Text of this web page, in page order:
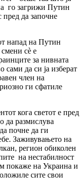
го загрижи Путин
да започне
напад на Путин
сè е
за нивната
сами да си ја изберат
член на
ги сфатиле
кога светот е пред
да размислува
почне да ги
Заживувањето на
регион обиколен
на нестабилност
покаже на Украина и
сите свои